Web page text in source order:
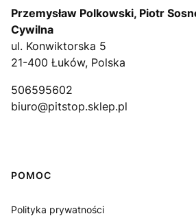
Przemysław Polkowski, Piotr
Cywilna
ul. Konwiktorska 5
21-400 Łuków, Polska
506595602
biuro@pitstop.sklep.pl
Linki w stopce
POMOC
Polityka prywatności